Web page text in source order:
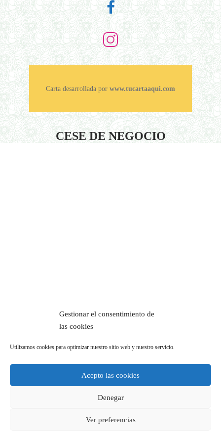
Gestionar el consentimiento de
las cookies
Utilizamos cookies para optimizar nuestro sitio web y nuestro servicio.
Acepto las cookies
Denegar
Ver preferencias
Carta desarrollada por www.tucartaaqui.com
CESE DE NEGOCIO